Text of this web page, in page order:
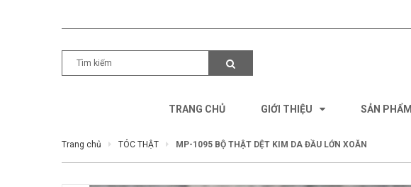
TRANG CHỦ GIỚI THIỆU SẢN PHẨM
Trang chủ TÓC THẬT MP-1095 BỘ THẬT DỆT KIM DA ĐẦU LỚN XOĂN